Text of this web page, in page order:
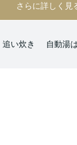
さらに詳しく見
追い炊き 自動湯